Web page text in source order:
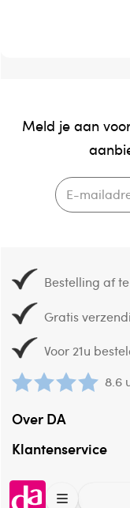
Meld je aan
Bestelling af
Gratis
Voor 21u
8.6
Over DA
Klantenservice
Assortiment